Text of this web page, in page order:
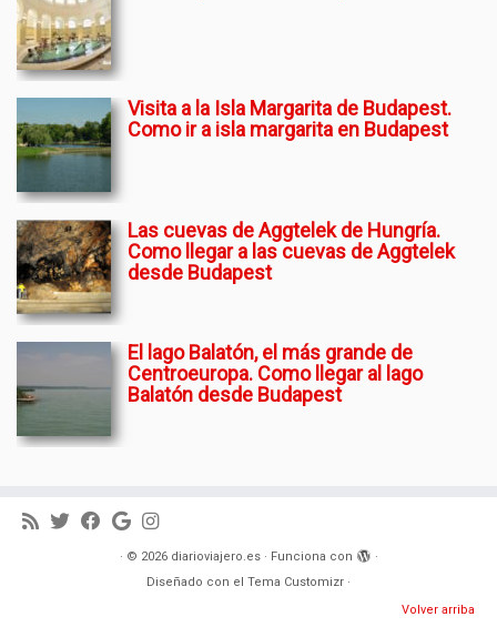
Visita a la Isla Margarita de Budapest.
Como ir a isla margarita en Budapest
Las cuevas de Aggtelek de Hungría.
Como llegar a las cuevas de Aggtelek
desde Budapest
El lago Balatón, el más grande de
Centroeuropa. Como llegar al lago
Balatón desde Budapest
· © 2026 diarioviajero.es· Funciona con
·
Diseñado con el Tema Customizr ·
Volver arriba